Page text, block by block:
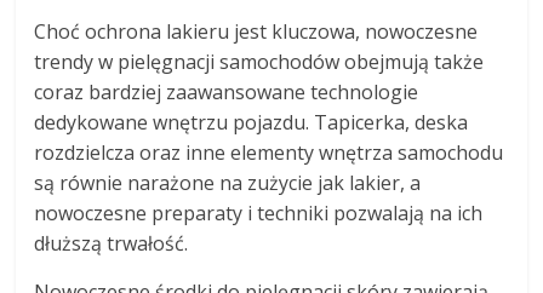
Choć ochrona lakieru jest kluczowa, nowoczesne
trendy w pielęgnacji samochodów obejmują także
coraz bardziej zaawansowane technologie
dedykowane wnętrzu pojazdu. Tapicerka, deska
rozdzielcza oraz inne elementy wnętrza samochodu
są równie narażone na zużycie jak lakier, a
nowoczesne preparaty i techniki pozwalają na ich
dłuższą trwałość.